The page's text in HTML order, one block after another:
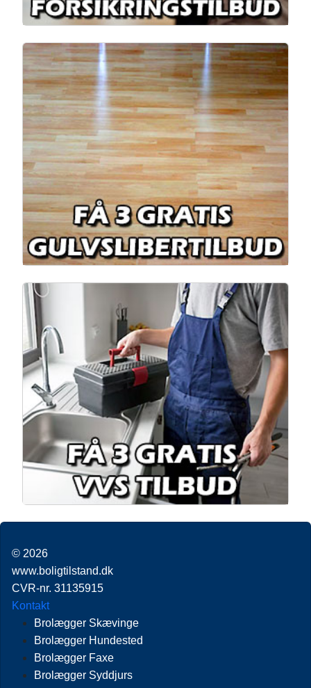
© 2026
www.boligtilstand.dk
CVR-nr. 31135915
Kontakt
Brolægger Skævinge
Brolægger Hundested
Brolægger Faxe
Brolægger Syddjurs